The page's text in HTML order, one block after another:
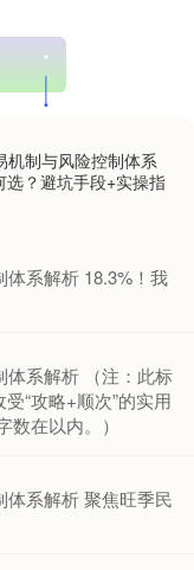
机制与风险控制体系
？避坑手段+实操指
系解析 18.3%！我
体系解析 （注：此标
“攻略+顺次”的实用
在以内。）
系解析 聚焦旺季民